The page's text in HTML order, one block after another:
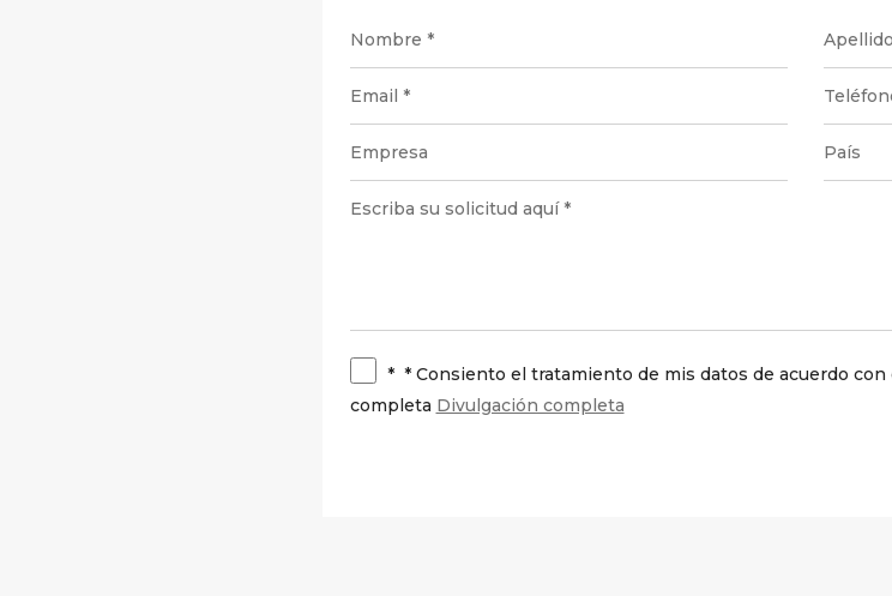
* * Consiento el tratamiento de mis datos de acuerdo
completa Divulgación completa